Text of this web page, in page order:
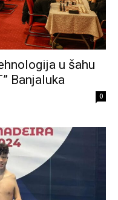
u šahu
Banjaluka
0